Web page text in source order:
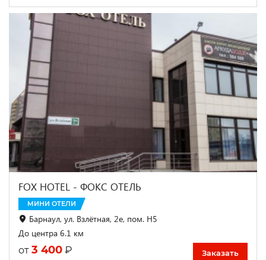
FOX HOTEL - ФОКС ОТЕЛЬ
МИНИ ОТЕЛИ
Барнаул, ул. Взлётная, 2е, пом. Н5
До центра 6.1 км
от 3 400 ₽ Заказать